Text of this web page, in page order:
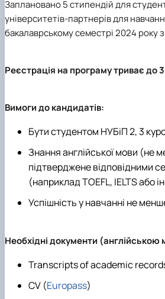
Заплановано 5 стипендій для
університетів-партнерів для
бакалаврському семестрі 2024 року
Реєстрація на програму триває до
Вимоги до кандидатів:
Бути студентом НУБіП 2, 3
Знання англійської мови (не
підтверджене відповідними
(наприклад TOEFL, IELTS або
Успішність у навчанні не
Необхідні документи
Transcripts of academic
CV (Europass)